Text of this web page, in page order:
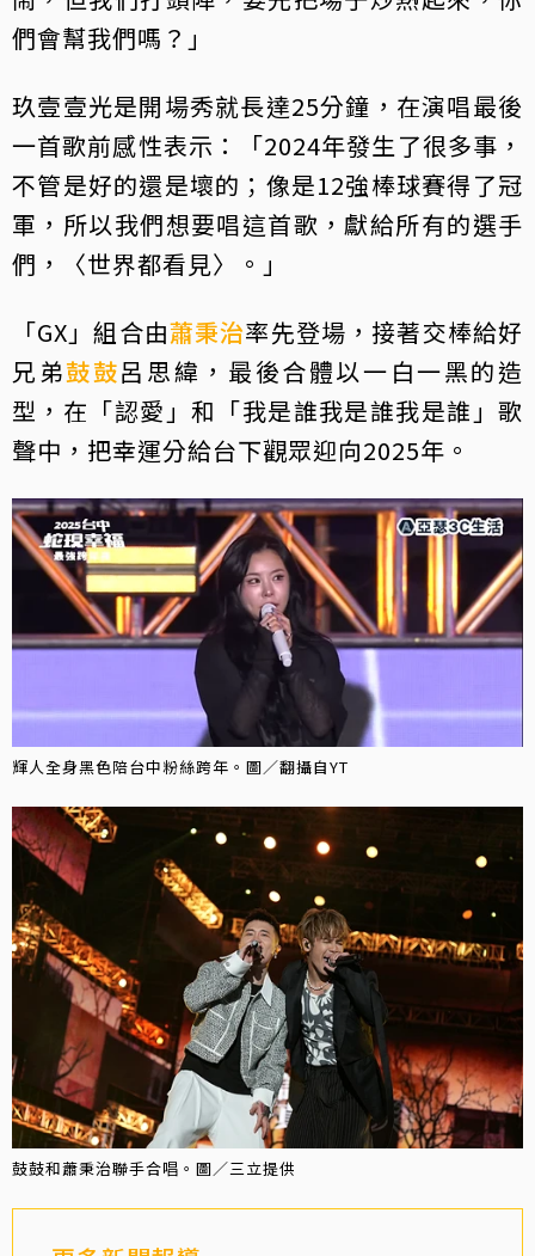
們會幫我們嗎？」
玖壹壹光是開場秀就長達25分鐘，在演唱最後
一首歌前感性表示：「2024年發生了很多事，
不管是好的還是壞的；像是12強棒球賽得了冠
軍，所以我們想要唱這首歌，獻給所有的選手
們，〈世界都看見〉。」
「GX」組合由蕭秉治率先登場，接著交棒給好
兄弟鼓鼓呂思緯，最後合體以一白一黑的造
型，在「認愛」和「我是誰我是誰我是誰」歌
聲中，把幸運分給台下觀眾迎向2025年。
輝人全身黑色陪台中粉絲跨年。圖／翻攝自YT
鼓鼓和蕭秉治聯手合唱。圖／三立提供